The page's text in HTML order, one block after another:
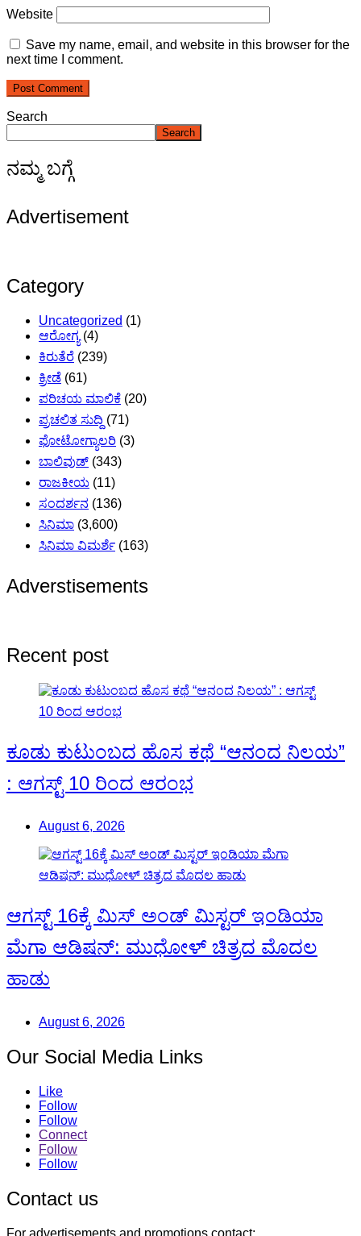
Website
Save my name, email, and website in this browser for the
next time I comment.
Search
Search
ನಮ್ಮ ಬಗ್ಗೆ
Advertisement
Category
Uncategorized (1)
ಆರೋಗ್ಯ(4)
ಕಿರುತೆರೆ (239)
ಕ್ರೀಡೆ (61)
ಪರಿಚಯ ಮಾಲಿಕೆ (20)
ಪ್ರಚಲಿತ ಸುದ್ದಿ (71)
ಫೋಟೋಗ್ಯಾಲರಿ (3)
ಬಾಲಿವುಡ್ (343)
ರಾಜಕೀಯ (11)
ಸಂದರ್ಶನ (136)
ಸಿನಿಮಾ (3,600)
ಸಿನಿಮಾ ವಿಮರ್ಶೆ (163)
Adverstisements
Recent post
ಕೂಡು ಕುಟುಂಬದ ಹೊಸ ಕಥೆ “ಆನಂದ ನಿಲಯ”
: ಆಗಸ್ಟ್ 10 ರಿಂದ ಆರಂಭ
August 6, 2026
ಆಗಸ್ಟ್ 16ಕ್ಕೆ ಮಿಸ್ ಅಂಡ್ ಮಿಸ್ಟರ್ ಇಂಡಿಯಾ
ಮೆಗಾ ಆಡಿಷನ್: ಮುಧೋಳ್ ಚಿತ್ರದ ಮೊದಲ
ಹಾಡು
August 6, 2026
Our Social Media Links
Like
Follow
Follow
Connect
Follow
Follow
Contact us
For advertisements and promotions contact: